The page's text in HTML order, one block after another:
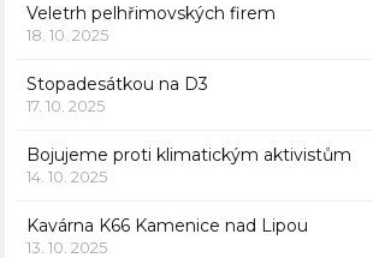
Veletrh pelhřimovských firem
18. 10. 2025
Stopadesátkou na D3
17. 10. 2025
Bojujeme proti klimatickým aktivistům
14. 10. 2025
Kavárna K66 Kamenice nad Lipou
13. 10. 2025